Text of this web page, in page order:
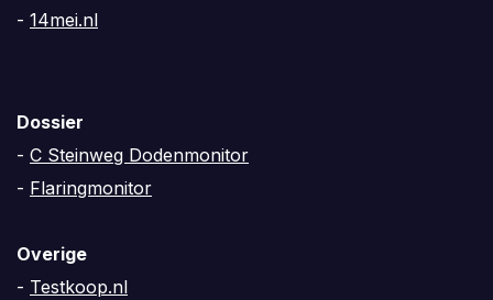
- 14mei.nl
Dossier
- C Steinweg Dodenmonitor
- Flaringmonitor
Overige
- Testkoop.nl